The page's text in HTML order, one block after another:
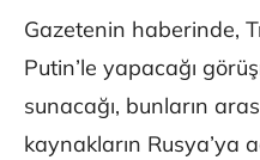
Gazetenin haberinde,
Putin’le yapacağı
sunacağı, bunların
kaynakların Rusya’ya